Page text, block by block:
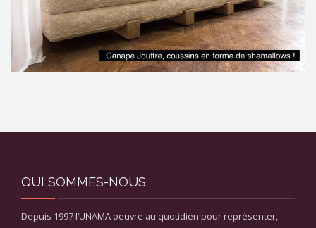
QUI SOMMES-NOUS
Depuis 1997 l’UNAMA oeuvre au quotidien pour représenter,